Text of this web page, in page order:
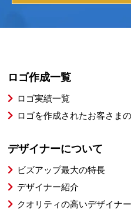
ロゴ作成一覧
ロゴ実績一覧
ロゴを作成されたお客さま
デザイナーについて
ビズアップ最大の特長
デザイナー紹介
クオリティの高いデザイナ